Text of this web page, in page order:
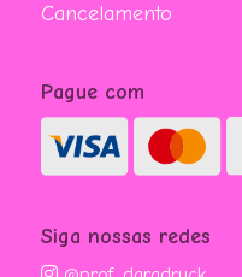
Cancelamento
Pague com
Siga nossas redes